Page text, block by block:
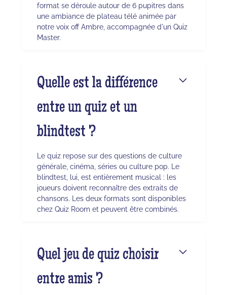
format se déroule autour de 6 pupitres dans
une ambiance de plateau télé animée par
notre voix off Ambre, accompagnée d'un Quiz
Master.
Quelle est la différence
entre un quiz et un
blindtest ?
Le quiz repose sur des questions de culture
générale, cinéma, séries ou culture pop. Le
blindtest, lui, est entièrement musical : les
joueurs doivent reconnaître des extraits de
chansons. Les deux formats sont disponibles
chez Quiz Room et peuvent être combinés.
Quel jeu de quiz choisir
entre amis ?